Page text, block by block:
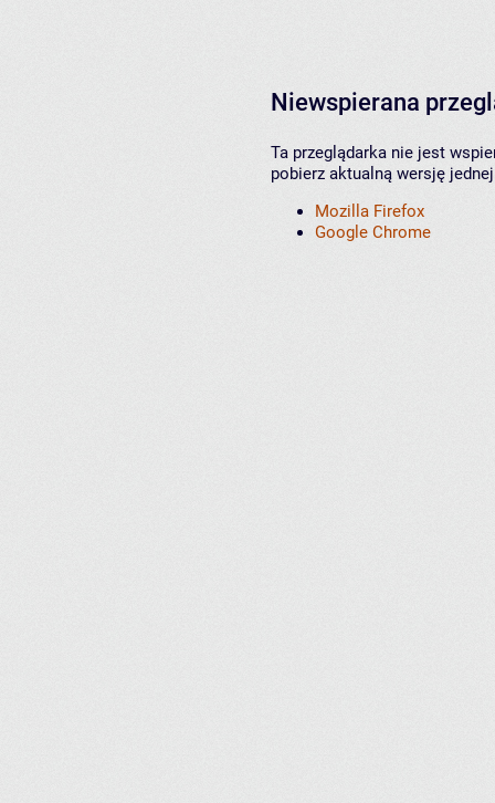
Niewspierana
Ta przeglądarka nie jest
pobierz aktualną wersję
Mozilla Firefox
Google Chrome